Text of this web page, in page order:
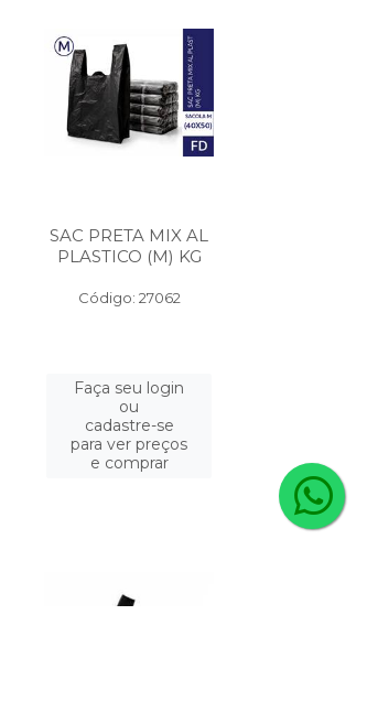
SAC PRETA MIX AL
PLASTICO (M) KG
Código: 27062
Faça seu login
ou
cadastre-se
para ver preços
e comprar